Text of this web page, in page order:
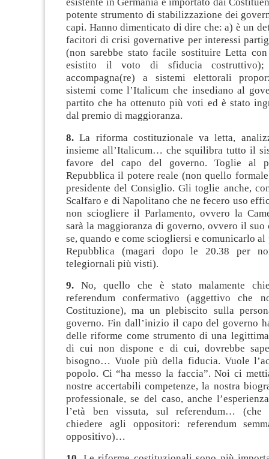
potente strumento di stabilizzazione dei
capi. Hanno dimenticato di dire che: a) è un
facitori di crisi governative per interessi
(non sarebbe stato facile sostituire Letta
esistito il voto di sfiducia
accompagna(re) a sistemi elettorali
sistemi come l’Italicum che insediano al
partito che ha ottenuto più voti ed è stato
dal premio di maggioranza.
8. La riforma costituzionale va letta,
insieme all’Italicum… che squilibra tutto il
favore del capo del governo. Toglie al
Repubblica il potere reale (non quello
presidente del Consiglio. Gli toglie anche,
Scalfaro e di Napolitano che ne fecero uso
non sciogliere il Parlamento, ovvero la
sarà la maggioranza di governo, ovvero il suo
se, quando e come sciogliersi e comunicarlo
Repubblica (magari dopo le 20.38 per
telegiornali più visti).
9. No, quello che è stato malamente
referendum confermativo (aggettivo che
Costituzione), ma un plebiscito sulla
governo. Fin dall’inizio il capo del governo
delle riforme come strumento di una
di cui non dispone e di cui, dovrebbe
bisogno… Vuole più della fiducia. Vuole
popolo. Ci “ha messo la faccia”. Noi ci
nostre accertabili competenze, la nostra
professionale, se del caso, anche
l’età ben vissuta, sul referendum… (che
chiedere agli oppositori: referendum
oppositivo)…